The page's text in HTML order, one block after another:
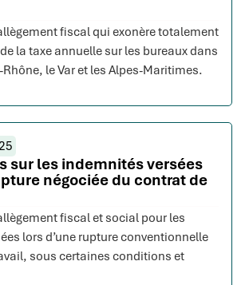
fiscal qui exonère totalement
la taxe annuelle sur les bureaux dans
le Var et les Alpes-Maritimes.
sur les indemnités versées
négociée du contrat de
fiscal et social pour les
lors d’une rupture conventionnelle
sous certaines conditions et